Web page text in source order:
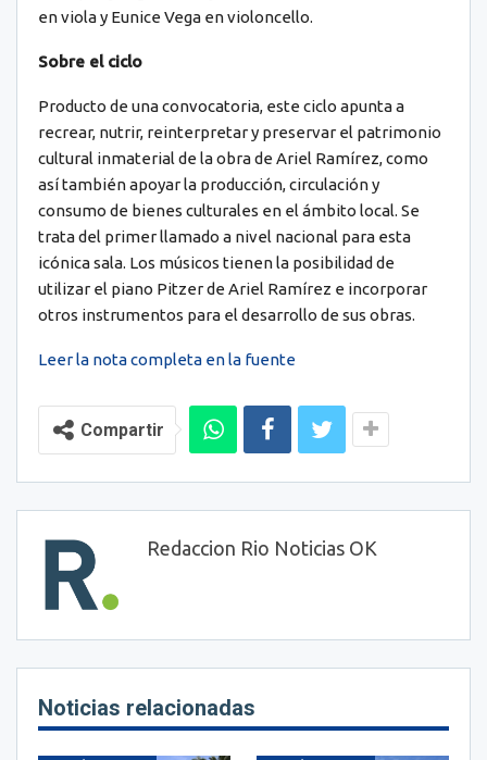
en viola y Eunice Vega en violoncello.
Sobre el ciclo
Producto de una convocatoria, este ciclo apunta a
recrear, nutrir, reinterpretar y preservar el patrimonio
cultural inmaterial de la obra de Ariel Ramírez, como
así también apoyar la producción, circulación y
consumo de bienes culturales en el ámbito local. Se
trata del primer llamado a nivel nacional para esta
icónica sala. Los músicos tienen la posibilidad de
utilizar el piano Pitzer de Ariel Ramírez e incorporar
otros instrumentos para el desarrollo de sus obras.
Leer la nota completa en la fuente
Compartir
Redaccion Rio Noticias OK
Noticias relacionadas